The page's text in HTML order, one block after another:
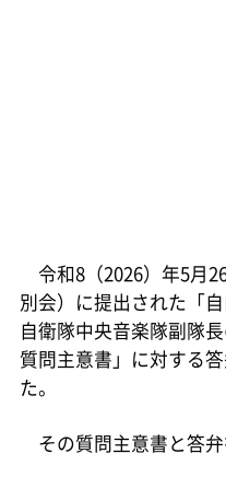
令和8（2026）年5月
別会）に提出された「
自衛隊中央音楽隊副隊
質問主意書」に対する
た。
その質問主意書と答弁